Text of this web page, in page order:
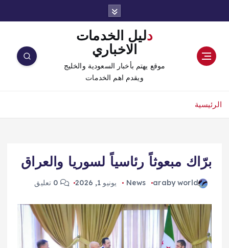
دليل الخدمات
الاخباري
موقع يهتم بأخبار السعودية والخليج
ويقدم اهم الخدمات
الرئيسية
برّاك مبعوثاً رئاسياً لسوريا والعراق
araby world
News يونيو 1, 2026